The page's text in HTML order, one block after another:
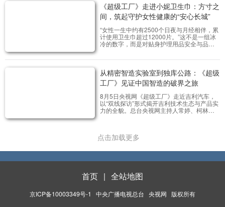
价”背后的硬核实力。
《超级工厂》走进小妮卫生巾：方寸之
间，筑起守护女性健康的“安心长城”
“女性一生中约有2500个日夜与月经相伴，累
计使用卫生巾超过12000片。”这不是一组冰
冷的数字，而是对贴身护理用品安全与品质
访国货品牌小妮卫生巾位于广东的自有工
注女性个护22年的企业，如何凭借严苛的科
技标准、极致的用户洞察和不懈的公益初
心，用“芯”守护一代又一代女性用户健康成
长。
从精密智造实验室到独库公路：《超级
工厂》见证中国智造的破界之旅
8月5日央视网《超级工厂》走近吉利汽车，
以“双线探访”形式揭开吉利技术生态与产品实
力的全貌。总台央视网主持人常婷、柯林兵
疆独库公路的“性能挑战”，解码吉利汽车如何
点击加载更多
首页 | 全站地图
京ICP备10003349号-1 中央广播电视总台 央视网 版权所有